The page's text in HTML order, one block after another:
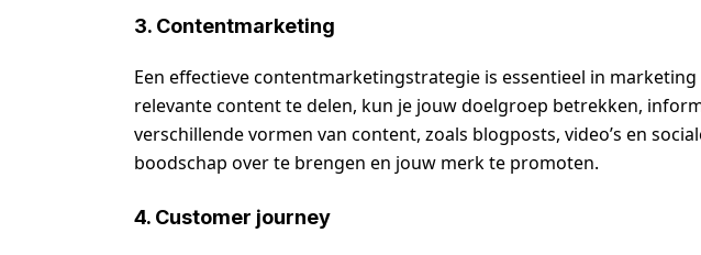
3. Contentmarketing
Een effectieve contentmarketingstrategie is essentieel in marketing
relevante content te delen, kun je jouw doelgroep betrekken,
verschillende vormen van content, zoals blogposts, video’s en
boodschap over te brengen en jouw merk te promoten.
4. Customer journey